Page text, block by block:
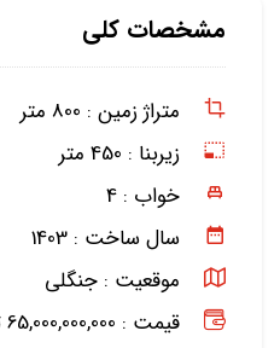
مشخصات کلی
متراژ زمین : 800 متر
زیربنا : 450 متر
خواب : 4
سال ساخت : 1403
موقعیت : جنگلی
قیمت : 65,000,000,000 تومان /